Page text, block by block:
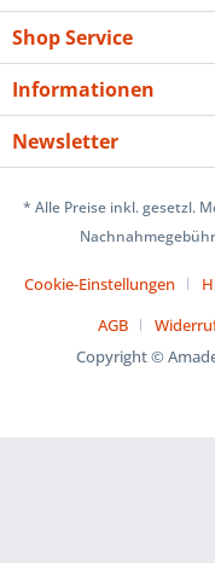
Shop Service
Informationen
Newsletter
* Alle Preise inkl. gesetzl.
Cookie-Einstellungen
AGB
Copyright ©